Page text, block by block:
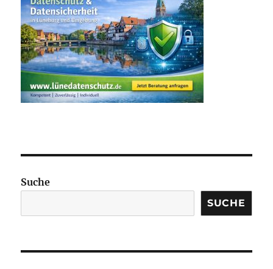
Suche
SUCHE